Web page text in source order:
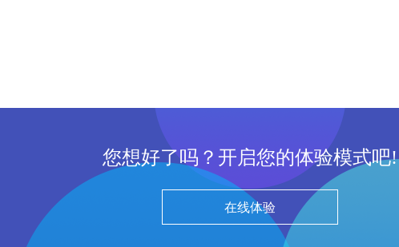
您想好了吗？开启您的体验模式吧!
在线体验